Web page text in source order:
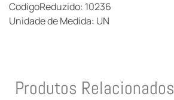
CodigoReduzido: 10236
Unidade de Medida: UN
Produtos Relacionados